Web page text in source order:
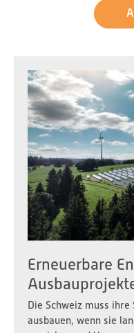
Erneuerbare
Die Schweiz muss
ausbauen, wenn sie